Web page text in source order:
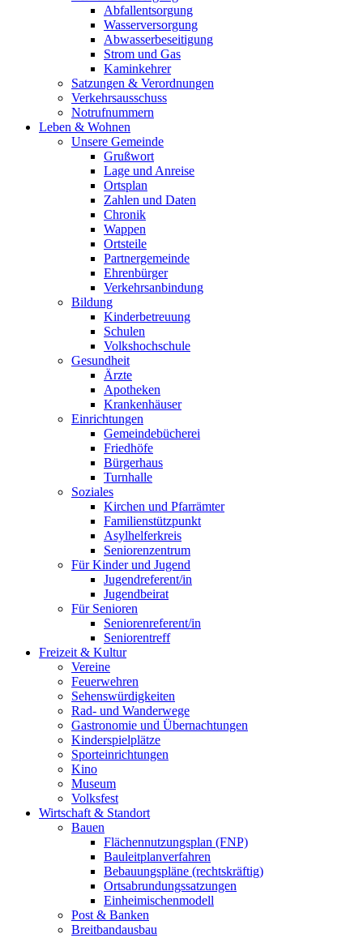
Abfallentsorgung
Wasserversorgung
Abwasserbeseitigung
Strom und Gas
Kaminkehrer
Satzungen & Verordnungen
Verkehrsausschuss
Notrufnummern
Leben & Wohnen
Unsere Gemeinde
Grußwort
Lage und Anreise
Ortsplan
Zahlen und Daten
Chronik
Wappen
Ortsteile
Partnergemeinde
Ehrenbürger
Verkehrsanbindung
Bildung
Kinderbetreuung
Schulen
Volkshochschule
Gesundheit
Ärzte
Apotheken
Krankenhäuser
Einrichtungen
Gemeindebücherei
Friedhöfe
Bürgerhaus
Turnhalle
Soziales
Kirchen und Pfarrämter
Familienstützpunkt
Asylhelferkreis
Seniorenzentrum
Für Kinder und Jugend
Jugendreferent/in
Jugendbeirat
Für Senioren
Seniorenreferent/in
Seniorentreff
Freizeit & Kultur
Vereine
Feuerwehren
Sehenswürdigkeiten
Rad- und Wanderwege
Gastronomie und Übernachtungen
Kinderspielplätze
Sporteinrichtungen
Kino
Museum
Volksfest
Wirtschaft & Standort
Bauen
Flächennutzungsplan (FNP)
Bauleitplanverfahren
Bebauungspläne (rechtskräftig)
Ortsabrundungssatzungen
Einheimischenmodell
Post & Banken
Breitbandausbau